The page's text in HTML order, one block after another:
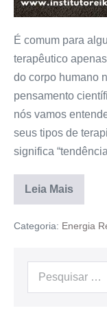
É comum para
terapêutico
do corpo humano
pensamento
nós vamos
seus tipos de
significa
Leia Mais
Categoria: Energia